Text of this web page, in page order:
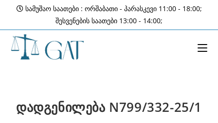
content
სამუშაო საათები : ორშაბათი - პარასკევი 11:00 - 18:00;
შესვენების საათები 13:00 - 14:00;
დადგენილება N799/332-25/1